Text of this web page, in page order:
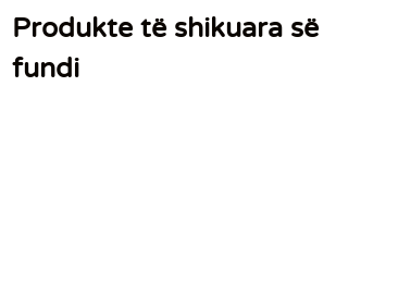
Produkte të shikuara së
fundi